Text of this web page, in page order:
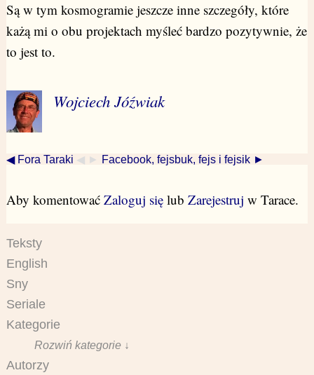
Są w tym kosmogramie jeszcze inne szczegóły, które
każą mi o obu projektach myśleć bardzo pozytywnie, że
to jest to.
Wojciech Jóźwiak
◀ Fora Taraki ◀ ► Facebook, fejsbuk, fejs i fejsik ►
Aby komentować Zaloguj sięlub Zarejestruj w Tarace.
Teksty
English
Sny
Seriale
Kategorie
Rozwiń kategorie ↓
Autorzy